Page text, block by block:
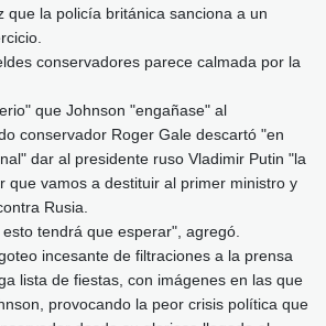
que la policía británica sanciona a un
conservadores parece calmada por la
que Johnson "engañase" al
conservador Roger Gale descartó "en
dar al presidente ruso Vladimir Putin "la
que vamos a destituir al primer ministro y
Rusia.
tendrá que esperar", agregó.
incesante de filtraciones a la prensa
lista de fiestas, con imágenes en las que
provocando la peor crisis política que